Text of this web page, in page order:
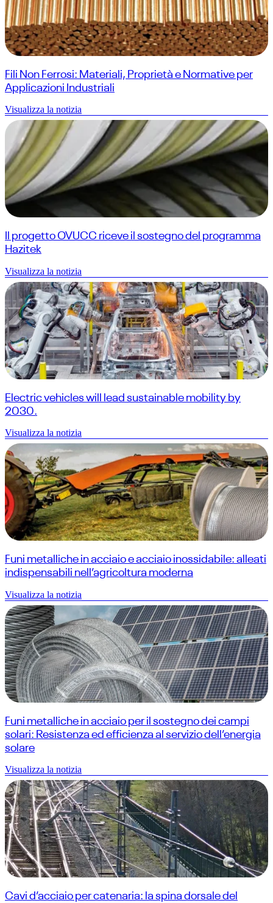
Fili Non Ferrosi: Materiali, Proprietà e Normative per
Applicazioni Industriali
Visualizza la notizia
Il progetto OVUCC riceve il sostegno del programma
Hazitek
Visualizza la notizia
Electric vehicles will lead sustainable mobility by
2030.
Visualizza la notizia
Funi metalliche in acciaio e acciaio inossidabile: alleati
indispensabili nell’agricoltura moderna
Visualizza la notizia
Funi metalliche in acciaio per il sostegno dei campi
solari: Resistenza ed efficienza al servizio dell’energia
solare
Visualizza la notizia
Cavi d’acciaio per catenaria: la spina dorsale del